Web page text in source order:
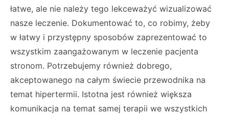
łatwe, ale nie należy tego lekceważyć wizualizować
nasze leczenie. Dokumentować to, co robimy, żeby
w łatwy i przystępny sposobów zaprezentować to
wszystkim zaangażowanym w leczenie pacjenta
stronom. Potrzebujemy również dobrego,
akceptowanego na całym świecie przewodnika na
temat hipertermii. Istotna jest również większa
komunikacja na temat samej terapii we wszystkich